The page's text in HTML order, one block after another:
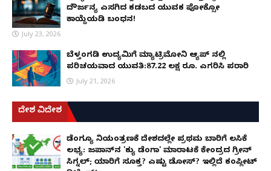
ದೌರ್ಜನ್ಯ ಎಸಗಿದ ಕಡಬದ ಯುವಕ ಪೋಕ್ಸೋ
ಕಾಯ್ದೆಯಡಿ ಬಂಧನ!
July 23, 2026
ಬೆಳ್ತಂಗಡಿ ಉದ್ಯಮಿಗೆ ಮ್ಯಾಟ್ರಿಮೋನಿ ಆ್ಯಪ್ ನಲ್ಲಿ
ಪರಿಚಯವಾದ ಯುವತಿ:87.22 ಲಕ್ಷ ರೂ. ಎಗರಿಸಿ ಪರಾರಿ
July 21, 2026
ದೇಶ ವಿದೇಶ
ಡೆಂಗ್ಯೂ ನಿಯಂತ್ರಣಕ್ಕೆ ದೇಶದಲ್ಲೇ ಪ್ರಥಮ ಬಾರಿಗೆ ಲಸಿಕೆ
ಲಭ್ಯ: ಜಪಾನ್‌ನ 'ಕ್ಯು ಡೆಂಗಾ' ಮಾರಾಟಕ್ಕೆ ಕೇಂದ್ರದ ಗ್ರೀನ್
ಸಿಗ್ನಲ್; ಯಾರಿಗೆ ಸೂಕ್ತ? ಎಷ್ಟು ಡೋಸ್? ಇಲ್ಲಿದೆ ಕಂಪ್ಲೀಟ್